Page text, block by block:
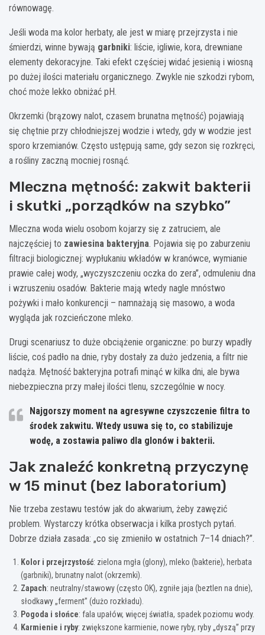
równowagę.
Jeśli woda ma kolor herbaty, ale jest w miarę przejrzysta i nie
śmierdzi, winne bywają garbniki: liście, igliwie, kora, drewniane
elementy dekoracyjne. Taki efekt częściej widać jesienią i wiosną
po dużej ilości materiału organicznego. Zwykle nie szkodzi rybom,
choć może lekko obniżać pH.
Okrzemki (brązowy nalot, czasem brunatna mętność) pojawiają
się chętnie przy chłodniejszej wodzie i wtedy, gdy w wodzie jest
sporo krzemianów. Często ustępują same, gdy sezon się rozkręci,
a rośliny zaczną mocniej rosnąć.
Mleczna mętność: zakwit bakterii
i skutki „porządków na szybko”
Mleczna woda wielu osobom kojarzy się z zatruciem, ale
najczęściej to zawiesina bakteryjna. Pojawia się po zaburzeniu
filtracji biologicznej: wypłukaniu wkładów w kranówce, wymianie
prawie całej wody, „wyczyszczeniu oczka do zera”, odmuleniu dna
i wzruszeniu osadów. Bakterie mają wtedy nagle mnóstwo
pożywki i mało konkurencji – namnażają się masowo, a woda
wygląda jak rozcieńczone mleko.
Drugi scenariusz to duże obciążenie organiczne: po burzy wpadły
liście, coś padło na dnie, ryby dostały za dużo jedzenia, a filtr nie
nadąża. Mętność bakteryjna potrafi minąć w kilka dni, ale bywa
niebezpieczna przy małej ilości tlenu, szczególnie w nocy.
Najgorszy moment na agresywne czyszczenie filtra to
środek zakwitu. Wtedy usuwa się to, co stabilizuje
wodę, a zostawia paliwo dla glonów i bakterii.
Jak znaleźć konkretną przyczynę
w 15 minut (bez laboratorium)
Nie trzeba zestawu testów jak do akwarium, żeby zawęzić
problem. Wystarczy krótka obserwacja i kilka prostych pytań.
Dobrze działa zasada: „co się zmieniło w ostatnich 7–14 dniach?”.
Kolor i przejrzystość: zielona mgła (glony), mleko (bakterie), herbata
(garbniki), brunatny nalot (okrzemki).
Zapach: neutralny/stawowy (często OK), zgniłe jaja (beztlen na dnie),
słodkawy „ferment” (dużo rozkładu).
Pogoda i słońce: fala upałów, więcej światła, spadek poziomu wody.
Karmienie i ryby: zwiększone karmienie, nowe ryby, ryby „dyszą” przy